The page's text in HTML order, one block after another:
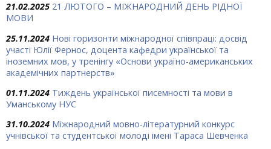
21.02.2025 21 ЛЮТОГО – МІЖНАРОДНИЙ ДЕНЬ РІДНОЇ
МОВИ
25.11.2024 Нові горизонти міжнародної співпраці: досвід
участі Юлії Фернос, доцента кафедри української та
іноземних мов, у тренінгу «Основи україно-американських
академічних партнерств»
01.11.2024 Тиждень української писемності та мови в
Уманському НУС
31.10.2024 Міжнародний мовно-літературний конкурс
учнівської та студентської молоді імені Тараса Шевченка